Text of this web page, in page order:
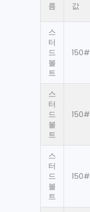
름
값
스
터
드
볼
트
150#
스
터
드
볼
트
150#
스
터
드
볼
트
150#